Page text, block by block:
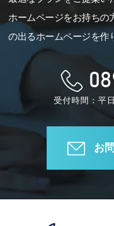
ホームページをお持ちの
の出るホームページを作
受付時間：平
お